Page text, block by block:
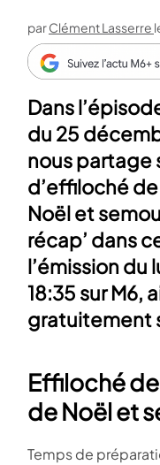
parClément Lasserre
Dans
du 25
nous partage
d’effiloché
Noël et
récap’ dans
l’émission du
18:35 sur M6,
gratuitement
Effiloché
de Noël et
Temps de